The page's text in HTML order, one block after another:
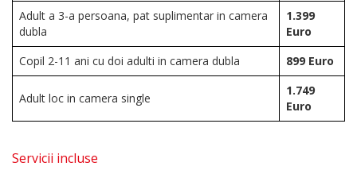
Adult a 3-a persoana, pat suplimentar in camera
dubla
1.399
Euro
Copil 2-11 ani cu doi adulti in camera dubla
899 Euro
Adult loc in camera single
1.749
Euro
Servicii incluse